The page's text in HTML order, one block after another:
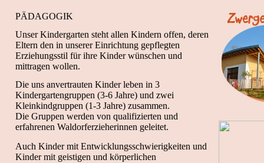
PÄDAGOGIK
Unser Kindergarten steht allen Kindern offen, deren
Eltern den in unserer Einrichtung gepflegten
Erziehungsstil für ihre Kinder wünschen und
mittragen wollen.
Die uns anvertrauten Kinder leben in 3
Kindergartengruppen (3-6 Jahre) und zwei
Kleinkindgruppen (1-3 Jahre) zusammen.
Die Gruppen werden von qualifizierten und
erfahrenen Waldorferzieherinnen geleitet.
Auch Kinder mit Entwicklungsschwierigkeiten und
Kinder mit geistigen und körperlichen